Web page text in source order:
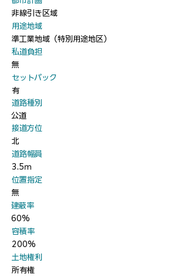
非線引き区域
​用途地域
準工業地域（特別用途地区）
​私道負担
無
​セットバック
有
​道路種別
公道
​接道方位
北
​道路幅員
3.5ｍ
​位置指定
無
​建蔽率
60%
​容積率
200%
​土地権利
所有権